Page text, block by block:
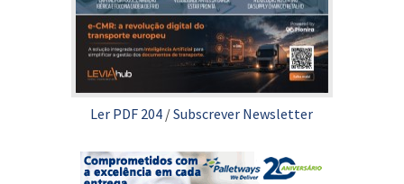
Ler PDF 204 /Subscrever Newsletter